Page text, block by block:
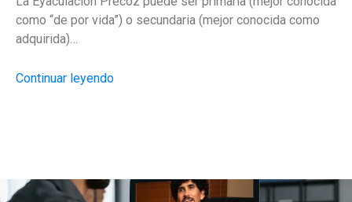
como “de por vida”) o secundaria (mejor conocida como
adquirida)…
Continuar leyendo